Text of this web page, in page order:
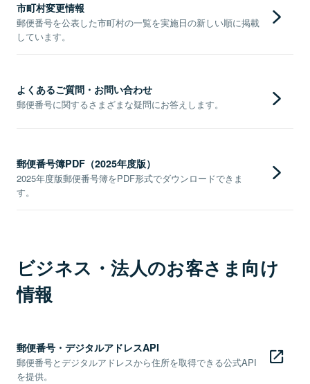
市町村変更情報
郵便番号を公表した市町村の一覧を実施日の新しい順に掲載
しています。
よくあるご質問・お問い合わせ
郵便番号に関するさまざまな疑問にお答えします。
郵便番号簿PDF（2025年度版）
2025年度版郵便番号簿をPDF形式でダウンロードできま
す。
ビジネス・法人のお客さま向け
情報
郵便番号・デジタルアドレスAPI
郵便番号とデジタルアドレスから住所を取得できる公式API
を提供。